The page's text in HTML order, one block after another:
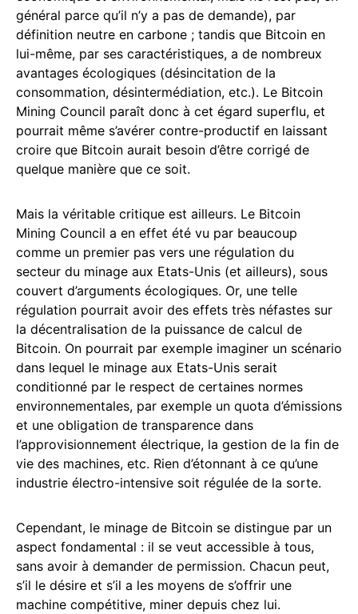
général parce qu’il n’y a pas de demande), par
définition neutre en carbone ; tandis que Bitcoin en
lui-même, par ses caractéristiques, a de nombreux
avantages écologiques (désincitation de la
consommation, désintermédiation, etc.). Le Bitcoin
Mining Council paraît donc à cet égard superflu, et
pourrait même s’avérer contre-productif en laissant
croire que Bitcoin aurait besoin d’être corrigé de
quelque manière que ce soit.
Mais la véritable critique est ailleurs. Le Bitcoin
Mining Council a en effet été vu par beaucoup
comme un premier pas vers une régulation du
secteur du minage aux Etats-Unis (et ailleurs), sous
couvert d’arguments écologiques. Or, une telle
régulation pourrait avoir des effets très néfastes sur
la décentralisation de la puissance de calcul de
Bitcoin. On pourrait par exemple imaginer un scénario
dans lequel le minage aux Etats-Unis serait
conditionné par le respect de certaines normes
environnementales, par exemple un quota d’émissions
et une obligation de transparence dans
l’approvisionnement électrique, la gestion de la fin de
vie des machines, etc. Rien d’étonnant à ce qu’une
industrie électro-intensive soit régulée de la sorte.
Cependant, le minage de Bitcoin se distingue par un
aspect fondamental : il se veut accessible à tous,
sans avoir à demander de permission. Chacun peut,
s’il le désire et s’il a les moyens de s’offrir une
machine compétitive, miner depuis chez lui.